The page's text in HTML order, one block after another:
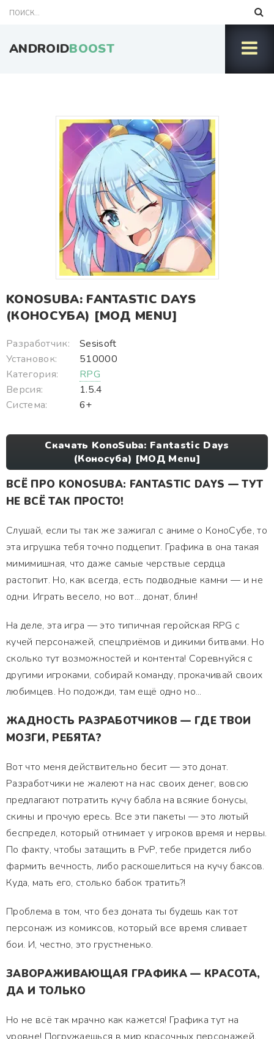
ANDROIDBOOST
KONOSUBA: FANTASTIC DAYS
(КОНОСУБА) [МОД MENU]
Разработчик:
Sesisoft
Установок:
510000
Категория:
RPG
Версия:
1.5.4
Система:
6+
Скачать KonoSuba: Fantastic Days
(Коносуба) [МОД Menu]
ВСЁ ПРО KONOSUBA: FANTASTIC DAYS — ТУТ
НЕ ВСЁ ТАК ПРОСТО!
Слушай, если ты так же зажигал с аниме о КоноСубе, то
эта игрушка тебя точно подцепит. Графика в она такая
мимимишная, что даже самые черствые сердца
растопит. Но, как всегда, есть подводные камни — и не
одни. Играть весело, но вот... донат, блин!
На деле, эта игра — это типичная геройская RPG с
кучей персонажей, спецприёмов и дикими битвами. Но
сколько тут возможностей и контента! Соревнуйся с
другими игроками, собирай команду, прокачивай своих
любимцев. Но подожди, там ещё одно но...
ЖАДНОСТЬ РАЗРАБОТЧИКОВ — ГДЕ ТВОИ
МОЗГИ, РЕБЯТА?
Вот что меня действительно бесит — это донат.
Разработчики не жалеют на нас своих денег, вовсю
предлагают потратить кучу бабла на всякие бонусы,
скины и прочую ересь. Все эти пакеты — это лютый
беспредел, который отнимает у игроков время и нервы.
По факту, чтобы затащить в PvP, тебе придется либо
фармить вечность, либо раскошелиться на кучу баксов.
Куда, мать его, столько бабок тратить?!
Проблема в том, что без доната ты будешь как тот
персонаж из комиксов, который все время сливает
бои. И, честно, это грустненько.
ЗАВОРАЖИВАЮЩАЯ ГРАФИКА — КРАСОТА,
ДА И ТОЛЬКО
Но не всё так мрачно как кажется! Графика тут на